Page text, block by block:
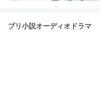
プリ小説オーディオドラマ